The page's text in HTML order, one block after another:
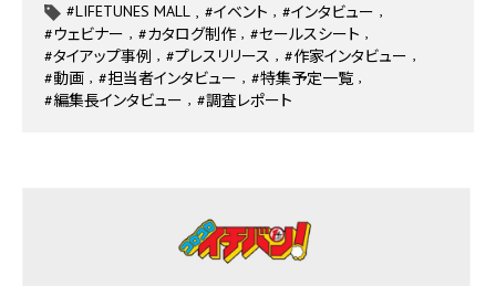
#LIFETUNES MALL #イベント
#インタビュー
#ウェビナー
#カタログ制作
#セールスシート
#タイアップ事例
#プレスリリース
#作家インタビュー
#動画
#担当者インタビュー
#特集予定一覧
#編集長インタビュー
#調査レポート